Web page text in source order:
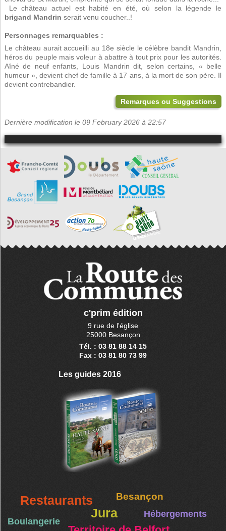
 Le château actuel est habité en été, où selon la légende le
brigand Mandrin serait venu coucher..!
Personnages remarquables :
Le château aurait accueilli au 18e siècle le célèbre bandit Mandrin,
héros du peuple mais voleur à abattre à tout prix pour les autorités.
Aîné de neuf enfants, Louis Mandrin dit, selon certains, « belle
humeur », devient chef de famille à 17 ans, à la mort de son père. Il
devient contrebandier.
Remarques ou Suggestions
Dernière modification le 09 February 2026 à 22:57
c'prim édition
9 rue de l'église
25000 Besançon
Tél. : 03 81 88 14 15
Fax : 03 81 80 73 99
Les guides 2016
Restaurants Besançon
Jura Hébergements
Boulangerie